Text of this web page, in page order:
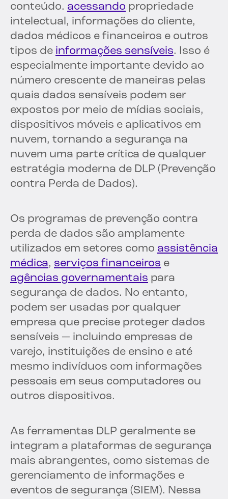
conteúdo. acessando propriedade
intelectual, informações do cliente,
dados médicos e financeiros e outros
tipos de informações sensíveis. Isso é
especialmente importante devido ao
número crescente de maneiras pelas
quais dados sensíveis podem ser
expostos por meio de mídias sociais,
dispositivos móveis e aplicativos em
nuvem, tornando a segurança na
nuvem uma parte crítica de qualquer
estratégia moderna de DLP (Prevenção
contra Perda de Dados).
Os programas de prevenção contra
perda de dados são amplamente
utilizados em setores como assistência
médica, serviços financeiros e
agências governamentais para
segurança de dados. No entanto,
podem ser usadas por qualquer
empresa que precise proteger dados
sensíveis — incluindo empresas de
varejo, instituições de ensino e até
mesmo indivíduos com informações
pessoais em seus computadores ou
outros dispositivos.
As ferramentas DLP geralmente se
integram a plataformas de segurança
mais abrangentes, como sistemas de
gerenciamento de informações e
eventos de segurança (SIEM). Nessa